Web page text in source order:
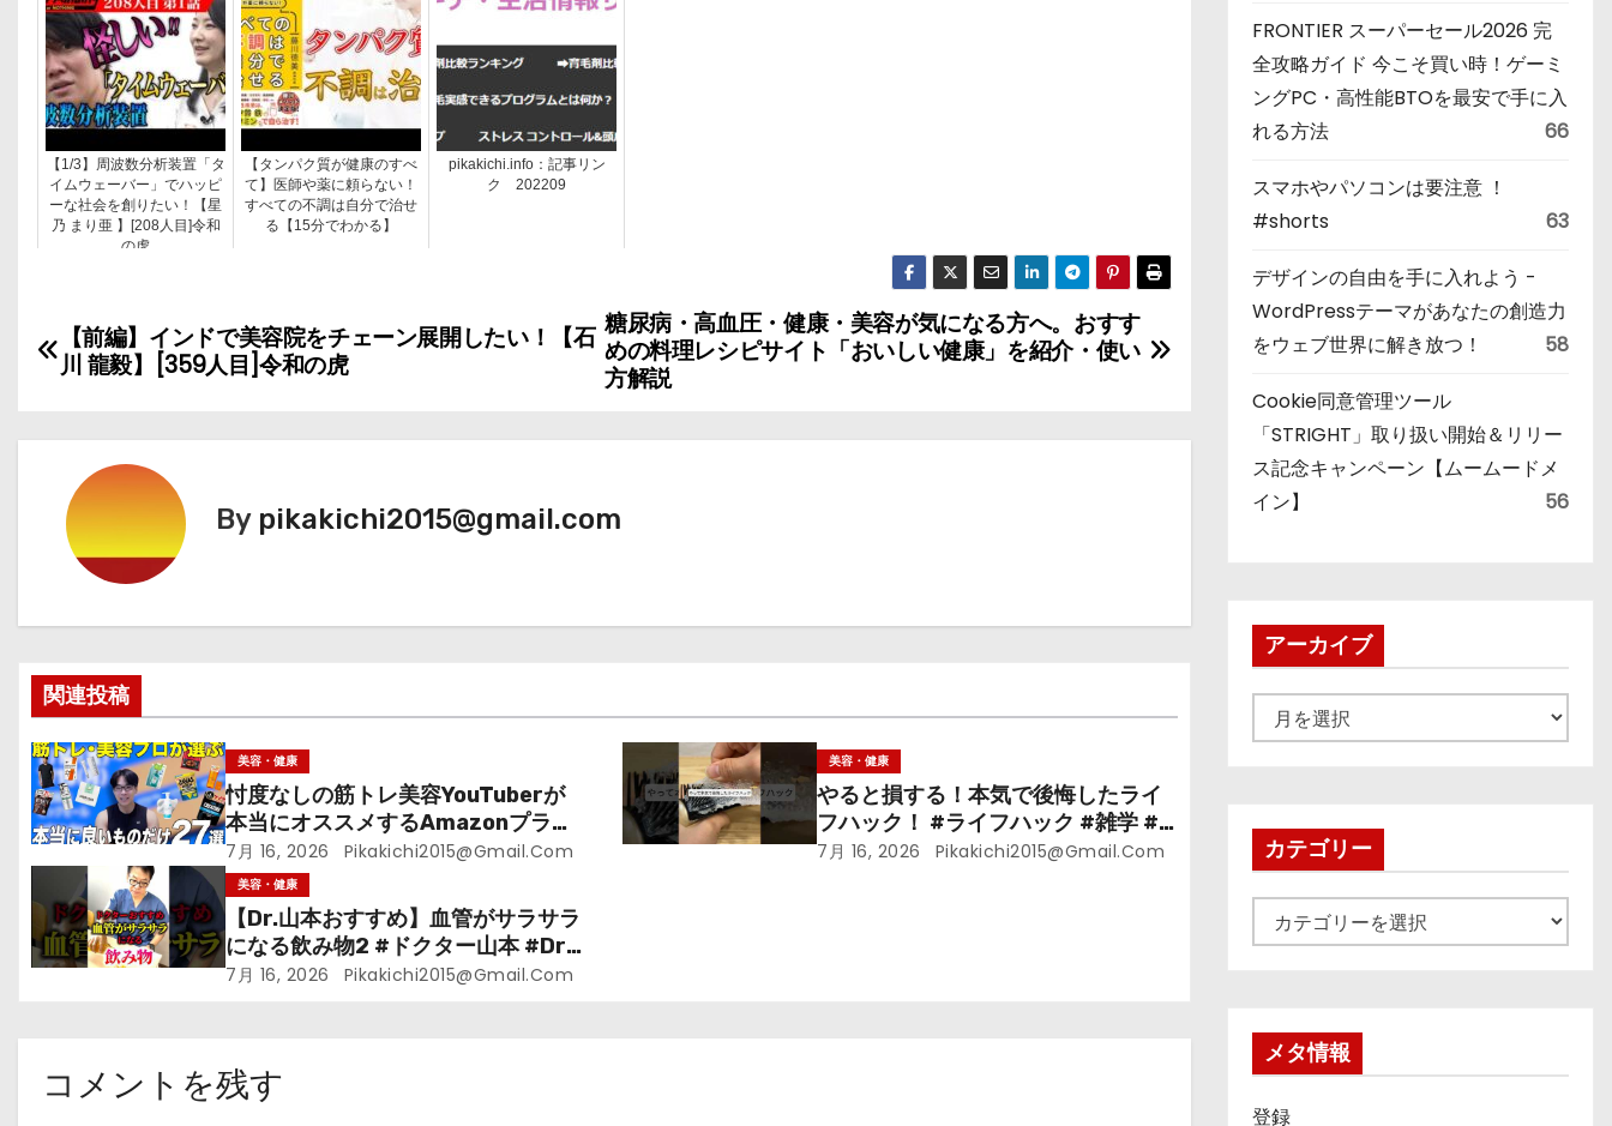
【1/3】周波数分析装置「タ
イムウェーバー」でハッピ
ーな社会を創りたい！【星
乃 まり亜 】[208人目]令和
の虎
【タンパク質が健康のすべ
て】医師や薬に頼らない！
すべての不調は自分で治せ
る【15分でわかる】
pikakichi.info：記事リン
ク 202209
投
稿
ナ
ビ
ゲ
シ
ョ
ン
糖尿病・高血圧・健康・美容が気になる方へ。おすす
めの料理レシピサイト「おいしい健康」を紹介・使い
方解説
【前編】インドで美容院をチェーン展開したい！【石
川 龍毅】[359人目]令和の虎
By pikakichi2015@gmail.com
関連投稿
美容・健康
忖度なしの筋トレ美容YouTuberが
本当にオススメするAmazonプライ
ムデーセールで買うべきもの
7月 16, 2026 Pikakichi2015@gmail.com
美容・健康
やると損する！本気で後悔したライ
フハック！ #ライフハック #雑学 #
裏技 #shorts #海外
7月 16, 2026 Pikakichi2015@gmail.com
美容・健康
【Dr.山本おすすめ】血管がサラサラ
になる飲み物2 #ドクター山本 #Dr.
山本#緑茶
7月 16, 2026 Pikakichi2015@gmail.com
コメントを残す
FRONTIER スーパーセール2026 完
全攻略ガイド 今こそ買い時！ゲーミ
ングPC・高性能BTOを最安で手に入
れる方法
66
スマホやパソコンは要注意 ！
#shorts
63
デザインの自由を手に入れよう -
WordPressテーマがあなたの創造力
をウェブ世界に解き放つ！
58
Cookie同意管理ツール
「STRIGHT」取り扱い開始＆リリー
ス記念キャンペーン【ムームードメ
イン】
56
アーカイブ
ー
ブカテゴリー
テ
メタ情報
登録